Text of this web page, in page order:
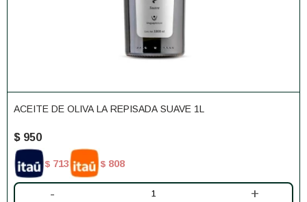
ACEITE DE OLIVA LA REPISADA SUAVE 1L
$ 950
$ 713 $ 808
- +